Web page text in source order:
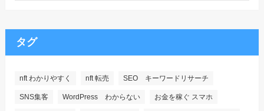
タグ
nft わかりやすく nft 転売 SEO キーワードリサーチ
SNS集客 WordPress わからない お金を稼ぐ スマホ